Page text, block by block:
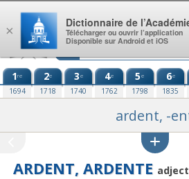
Aller au contenu
1re
1694
2e
1718
3e
1740
4e
1762
5e
1798
6e
1835
ardent, -
ARDENT, ARDENTE
×
Dictionnaire de
Télécharger ou ouvrir l’application
Disponible sur Android et iOS